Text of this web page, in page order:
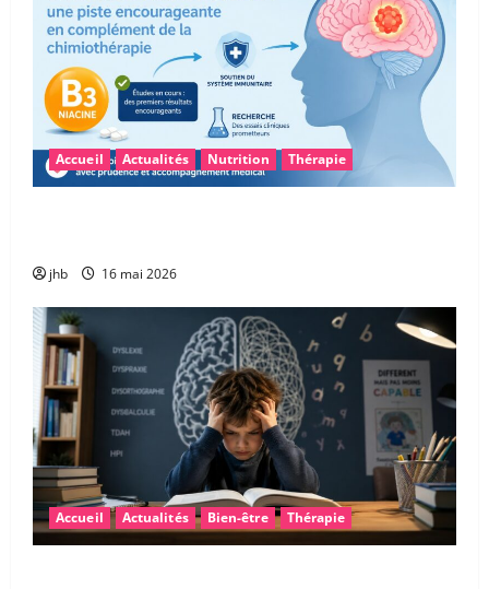
Accueil Actualités Nutrition Thérapie
jhb 16 mai 2026
Accueil Actualités Bien-être Thérapie